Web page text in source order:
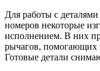
Для работы с
номеров некоторые
исполнением. В них
рычагов, помогающих
Готовые детали